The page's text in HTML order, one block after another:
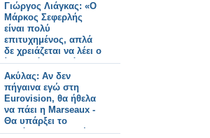
Γιώργος Λιάγκας: «Ο
Μάρκος Σεφερλής
είναι πολύ
επιτυχημένος, απλά
δε χρειάζεται να λέει ο
ίδιος πόσο καλά
πάει»
Ακύλας: Αν δεν
πήγαινα εγώ στη
Eurovision, θα ήθελα
να πάει η Marseaux -
Θα υπάρξει το
χειλόφωνο στη Βιέννη